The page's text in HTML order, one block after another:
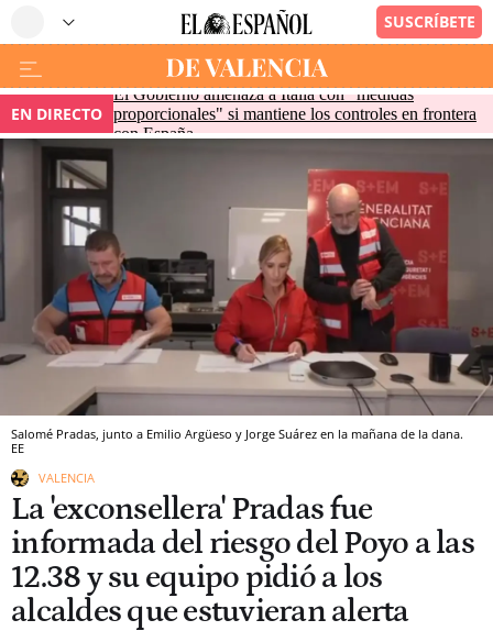
EN DIRECTO
El Gobierno amenaza a Italia con "medidas
proporcionales" si mantiene los controles en frontera
con España
Salomé Pradas, junto a Emilio Argüeso y Jorge Suárez en la mañana de la dana.
EE
VALENCIA
La 'exconsellera' Pradas fue
informada del riesgo del Poyo a las
12.38 y su equipo pidió a los
alcaldes que estuvieran alerta